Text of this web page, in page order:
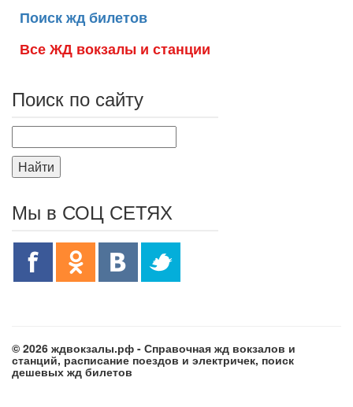
Поиск жд билетов
Все ЖД вокзалы и станции
Поиск по сайту
Найти
Мы в СОЦ СЕТЯХ
© 2026 ждвокзалы.рф - Справочная жд вокзалов и
станций, расписание поездов и электричек, поиск
дешевых жд билетов